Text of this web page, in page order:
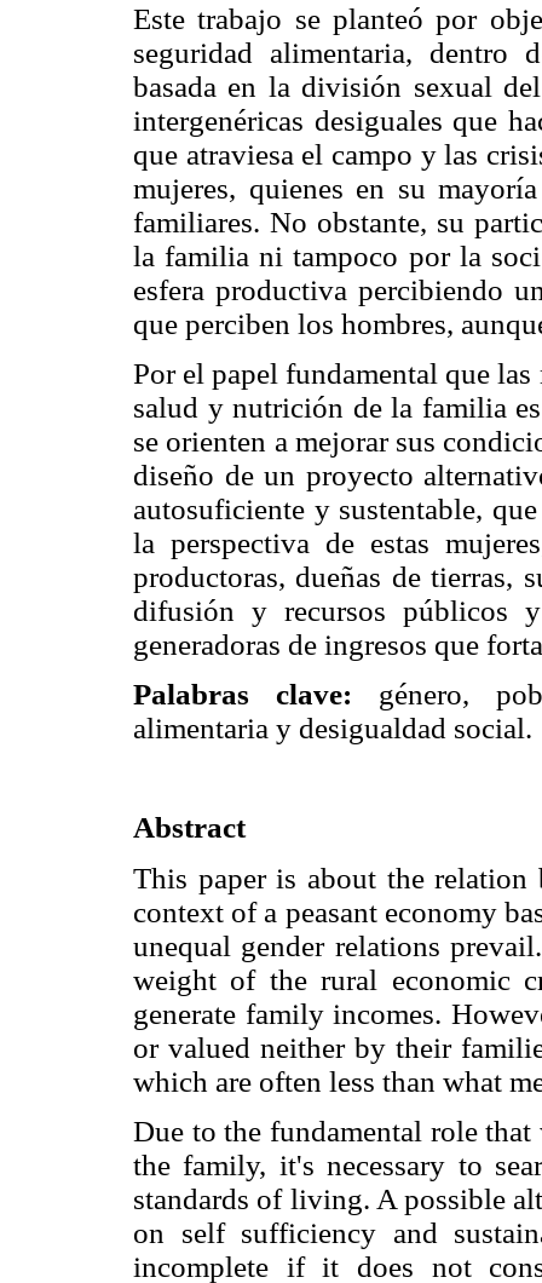
Este trabajo se planteó por
seguridad alimentaria, dentro
basada en la división sexual
intergenéricas desiguales que
que atraviesa el campo y las
mujeres, quienes en su
familiares. No obstante, su
la familia ni tampoco por la
esfera productiva percibiendo
que perciben los hombres,
Por el papel fundamental que
salud y nutrición de la familia
se orienten a mejorar sus
diseño de un proyecto
autosuficiente y sustentable,
la perspectiva de estas
productoras, dueñas de tierras,
difusión y recursos públicos
generadoras de ingresos que
Palabras clave: género,
alimentaria y desigualdad social.
Abstract
This paper is about the
context of a peasant economy
unequal gender relations
weight of the rural economic
generate family incomes.
or valued neither by their
which are often less than what
Due to the fundamental role
the family, it's necessary to
standards of living. A possible
on self sufficiency and
incomplete if it does not